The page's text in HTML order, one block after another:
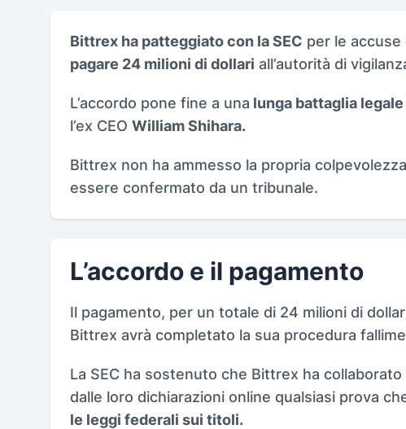
Bittrex ha patteggiato con la SEC per le
pagare 24 milioni di dollari all’autorità di
L’accordo pone fine a una lunga battaglia legale
l’ex CEO William Shihara.
Bittrex non ha ammesso la propria
essere confermato da un tribunale.
L’accordo e il pagamento
Il pagamento, per un totale di 24 milioni di
Bittrex avrà completato la sua procedura
La SEC ha sostenuto che Bittrex ha
dalle loro dichiarazioni online qualsiasi prova
le leggi federali sui titoli.